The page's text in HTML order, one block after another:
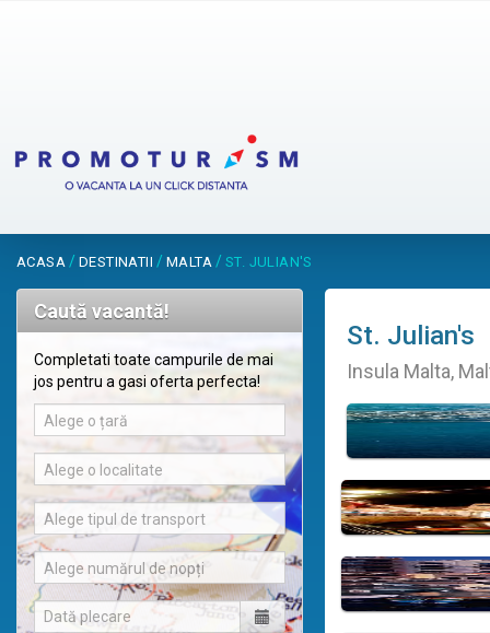
ACASA / DESTINATII / MALTA / ST. JULIAN'S
Caută vacantă!
Completati toate campurile de mai
jos pentru a gasi oferta perfecta!
Alege o țară
Alege o localitate
Alege tipul de transport
Alege numărul de nopți
St. Julian's
Insula Malta,